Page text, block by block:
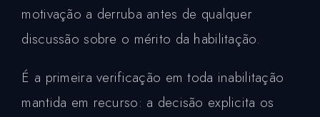
motivação a derruba antes de qualquer
discussão sobre o mérito da habilitação.
É a primeira verificação em toda inabilitação
mantida em recurso: a decisão explicita os